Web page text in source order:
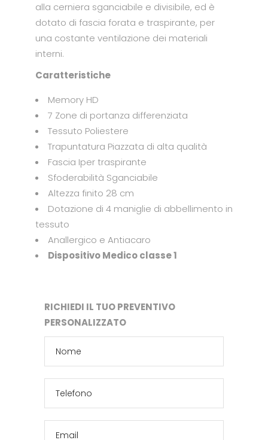
alla cerniera sganciabile e divisibile, ed è
dotato di fascia forata e traspirante, per
una costante ventilazione dei materiali
interni.
Caratteristiche
Memory HD
7 Zone di portanza differenziata
Tessuto Poliestere
Trapuntatura Piazzata di alta qualità
Fascia Iper traspirante
Sfoderabilità Sganciabile
Altezza finito 28 cm
Dotazione di 4 maniglie di abbellimento in
tessuto
Anallergico e Antiacaro
Dispositivo Medico classe 1
RICHIEDI IL TUO PREVENTIVO
PERSONALIZZATO